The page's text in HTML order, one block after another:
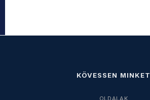
KÖVESSEN MINKET